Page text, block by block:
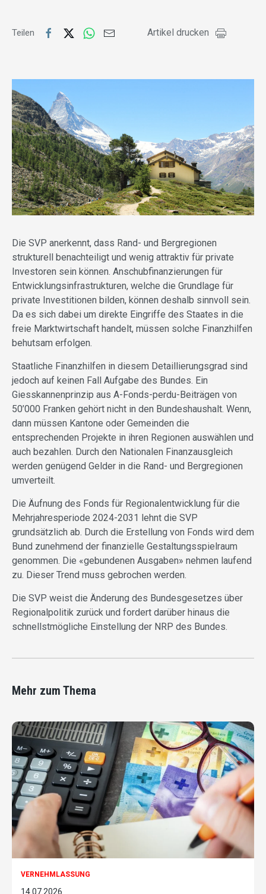
Teilen Artikel drucken
Die SVP anerkennt, dass Rand- und Bergregionen
strukturell benachteiligt und wenig attraktiv für private
Investoren sein können. Anschubfinanzierungen für
Entwicklungsinfrastrukturen, welche die Grundlage für
private Investitionen bilden, können deshalb sinnvoll sein.
Da es sich dabei um direkte Eingriffe des Staates in die
freie Marktwirtschaft handelt, müssen solche Finanzhilfen
behutsam erfolgen.
Staatliche Finanzhilfen in diesem Detaillierungsgrad sind
jedoch auf keinen Fall Aufgabe des Bundes. Ein
Giesskannenprinzip aus A-Fonds-perdu-Beiträgen von
50’000 Franken gehört nicht in den Bundeshaushalt. Wenn,
dann müssen Kantone oder Gemeinden die
entsprechenden Projekte in ihren Regionen auswählen und
auch bezahlen. Durch den Nationalen Finanzausgleich
werden genügend Gelder in die Rand- und Bergregionen
umverteilt.
Die Äufnung des Fonds für Regionalentwicklung für die
Mehrjahresperiode 2024-2031 lehnt die SVP
grundsätzlich ab. Durch die Erstellung von Fonds wird dem
Bund zunehmend der finanzielle Gestaltungsspielraum
genommen. Die «gebundenen Ausgaben» nehmen laufend
zu. Dieser Trend muss gebrochen werden.
Die SVP weist die Änderung des Bundesgesetzes über
Regionalpolitik zurück und fordert darüber hinaus die
schnellstmögliche Einstellung der NRP des Bundes.
Mehr zum Thema
VERNEHMLASSUNG
14.07.2026